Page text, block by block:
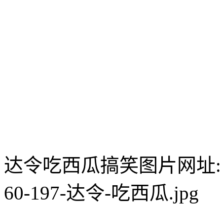
达令吃西瓜搞笑图片网址
60-197-达令-吃西瓜.jpg